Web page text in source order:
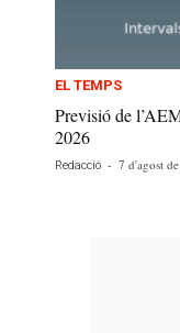
EL TEMPS
Previsió de
2026
Redacció - 7 d'agost